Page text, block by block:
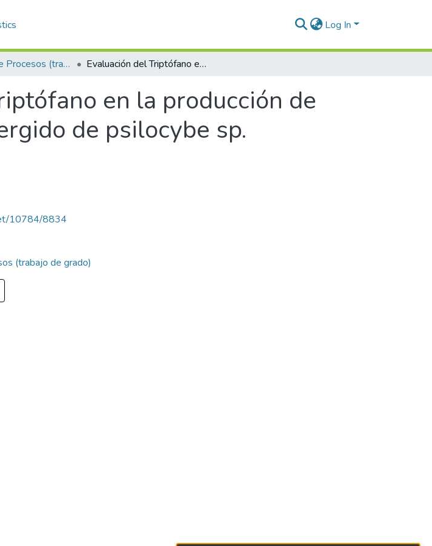
Log In
Ingeniería de Procesos (trabajo de grado) Evaluación del Triptófano en la producción de Psilocibina en el cultivo sumergido de psilocybe sp.
en la producción de
de psilocybe sp.
10784/8834
(trabajo de grado)